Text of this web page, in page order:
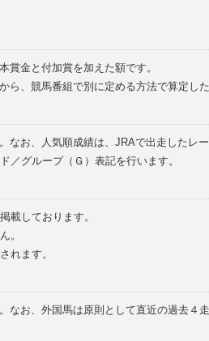
賞金と付加賞を加えた額です。
ら、競馬番組で別に定める方法で算定した
お、人気順成績は、JRAで出走したレー
グループ（Ｇ）表記を行います。
載しております。
。
れます。
お、外国馬は原則として直近の過去４